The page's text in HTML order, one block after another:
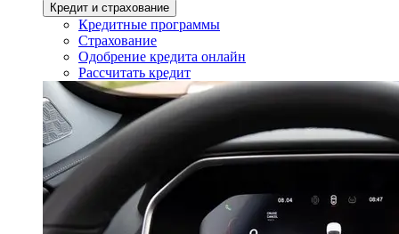
Кредит и страхование
Кредитные программы
Страхование
Одобрение кредита онлайн
Рассчитать кредит